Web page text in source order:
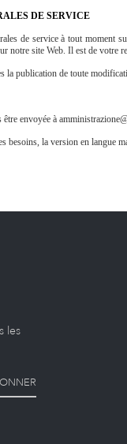
DE SERVICE
de service à tout
notre site Web. Il est de
la publication de toute
envoyée à
la version en langue
les